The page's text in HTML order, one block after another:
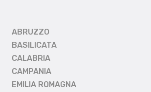
ABRUZZO
BASILICATA
CALABRIA
CAMPANIA
EMILIA ROMAGNA